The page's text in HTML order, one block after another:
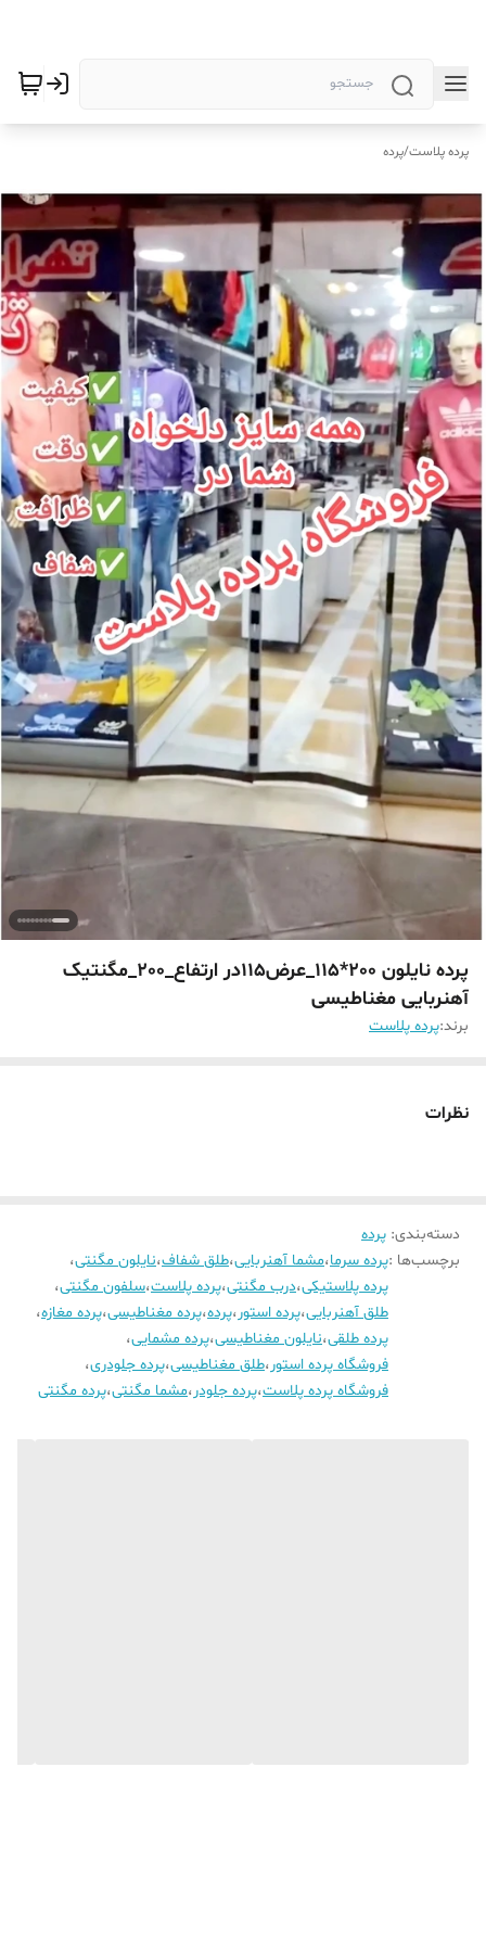
پرده پلاست/پرده
پرده نایلون 200*115_عرض115در ارتفاع_200_مگنتیک
آهنربایی مغناطیسی
برند:پرده پلاست
نظرات
دسته‌بندی: پرده
برچسب‌ها :پرده سرما،مشما آهنربایی،طلق شفاف،نایلون مگنتی،
پرده پلاستیکی،درب مگنتی،پرده پلاست،سلفون مگنتی،
طلق آهنربایی،پرده استور،پرده،پرده مغناطیسی،پرده مغازه،
پرده طلقی،نایلون مغناطیسی،پرده مشمایی،
فروشگاه پرده استور،طلق مغناطیسی،پرده جلودری،
فروشگاه پرده پلاست،پرده جلودر،مشما مگنتی،پرده مگنتی